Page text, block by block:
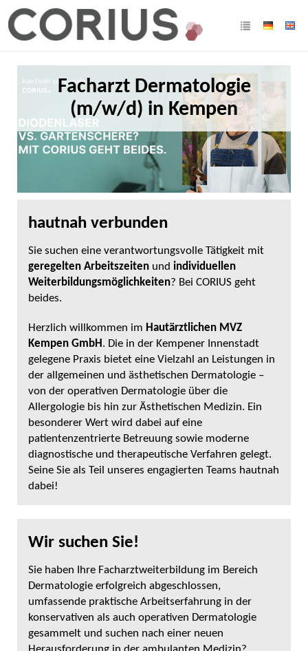
Facharzt Dermatologie
(m/w/d) in Kempen
hautnah verbunden
Sie suchen eine verantwortungsvolle Tätigkeit mit
geregelten Arbeitszeiten und individuellen
Weiterbildungsmöglichkeiten? Bei CORIUS geht
beides.
Herzlich willkommen im Hautärztlichen MVZ
Kempen GmbH . Die in der Kempener Innenstadt
gelegene Praxis bietet eine Vielzahl an Leistungen in
der allgemeinen und ästhetischen Dermatologie –
von der operativen Dermatologie über die
Allergologie bis hin zur Ästhetischen Medizin. Ein
besonderer Wert wird dabei auf eine
patientenzentrierte Betreuung sowie moderne
diagnostische und therapeutische Verfahren gelegt.
Seine Sie als Teil unseres engagierten Teams hautnah
dabei!
Wir suchen Sie!
Sie haben Ihre Facharztweiterbildung im Bereich
Dermatologie erfolgreich abgeschlossen,
umfassende praktische Arbeitserfahrung in der
konservativen als auch operativen Dermatologie
gesammelt und suchen nach einer neuen